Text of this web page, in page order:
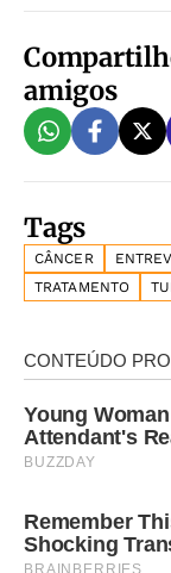
amigos
Tags
CÂNCER
TRATAMENTO